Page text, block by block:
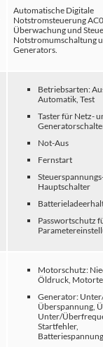
Automatische Digitale
Notstromsteuerung
Überwachung und
Notstromumschaltung
Generators.
Betriebsarten:
Automatik, Test
Taster für Netz-
Not-Aus
Fernstart
Hauptschalter
Passwortschutz
Motorschutz:
Öldruck,
Generator:
Überspannung,
Unter/
Startfehler,